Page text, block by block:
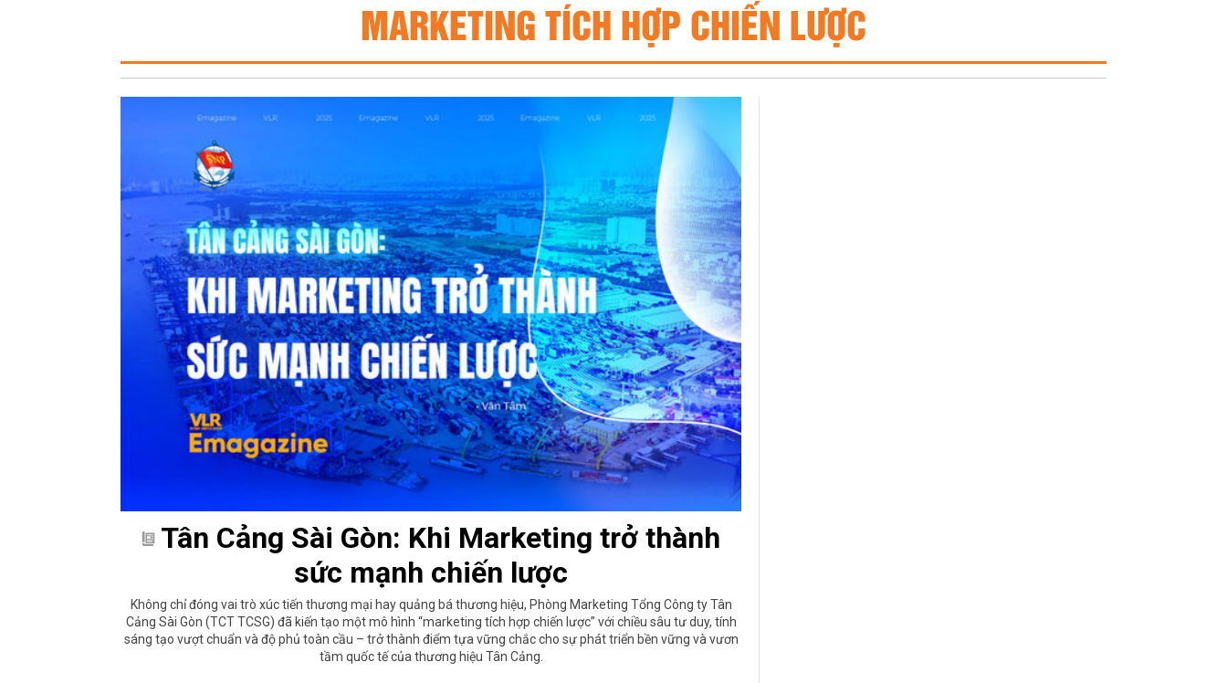
MARKETING TÍCH HỢP CHIẾN LƯỢC
Tân Cảng Sài Gòn: Khi Marketing trở thành
sức mạnh chiến lược
Không chỉ đóng vai trò xúc tiến thương mại hay quảng bá thương hiệu, Phòng Marketing Tổng Công ty Tân
Cảng Sài Gòn (TCT TCSG) đã kiến tạo một mô hình “marketing tích hợp chiến lược” với chiều sâu tư duy, tính
sáng tạo vượt chuẩn và độ phủ toàn cầu – trở thành điểm tựa vững chắc cho sự phát triển bền vững và vươn
tầm quốc tế của thương hiệu Tân Cảng.